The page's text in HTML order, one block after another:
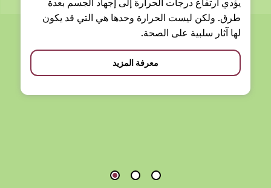
يؤدي ارتفاع درجات الحرارة إلى إجهاد الجسم بعدة
طرق. ولكن ليست الحرارة وحدها هي التي قد يكون
لها آثار سلبية على الصحة.
معرفة المزيد